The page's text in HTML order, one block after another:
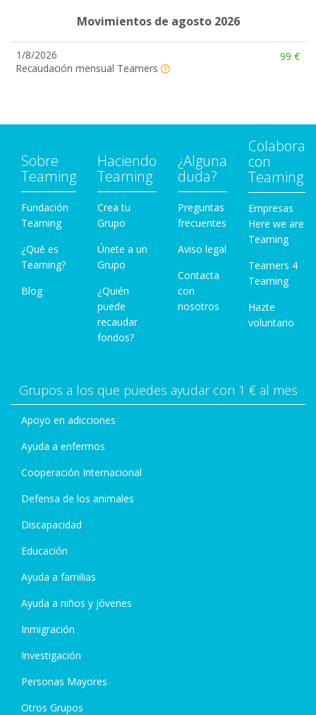
Movimientos de agosto 2026
1/8/2026
Recaudación mensual Teamers
99 €
Sobre
Teaming
Fundación
Teaming
¿Qué es
Teaming?
Blog
Haciendo
Teaming
Crea tu
Grupo
Únete a un
Grupo
¿Quién
puede
recaudar
fondos?
¿Alguna
duda?
Preguntas
frecuentes
Aviso legal
Contacta
con
nosotros
Colabora
con
Teaming
Empresas
Here we are
Teaming
Teamers 4
Teaming
Hazte
voluntario
Grupos a los que puedes ayudar con 1 € al mes
Apoyo en adicciones
Ayuda a enfermos
Cooperación Internacional
Defensa de los animales
Discapacidad
Educación
Ayuda a familias
Ayuda a niños y jóvenes
Inmigración
Investigación
Personas Mayores
Otros Grupos